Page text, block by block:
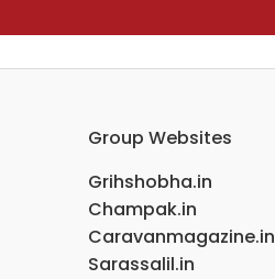
Group Websites
Grihshobha.in
Champak.in
Caravanmagazine.in
Sarassalil.in